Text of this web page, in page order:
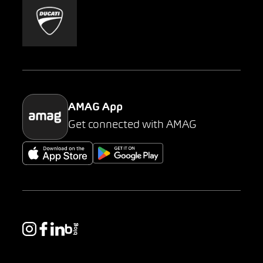
Mobility-as-a-Service
Parking
AMAG App
Get connected with AMAG